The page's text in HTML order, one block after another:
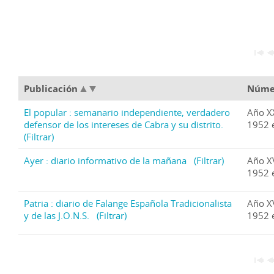
Publicación
El popular : semanario independiente, verdadero
defensor de los intereses de Cabra y su distrito.
(Filtrar)
Año
1952
Ayer : diario informativo de la mañana (Filtrar)
Año
1952
Patria : diario de Falange Española Tradicionalista
y de las J.O.N.S.
(Filtrar)
Año
1952